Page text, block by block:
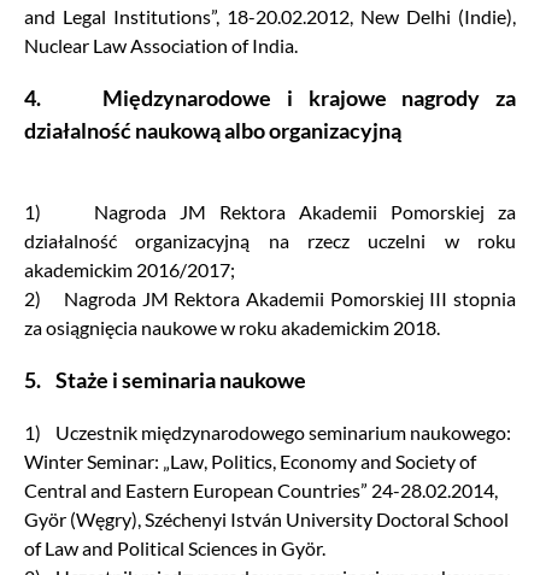
and Legal Institutions”, 18-20.02.2012, New Delhi (Indie),
Nuclear Law Association of India.
4. Międzynarodowe i krajowe nagrody za
działalność naukową albo organizacyjną
1) Nagroda JM Rektora Akademii Pomorskiej za
działalność organizacyjną na rzecz uczelni w roku
akademickim 2016/2017;
2) Nagroda JM Rektora Akademii Pomorskiej III stopnia
za osiągnięcia naukowe w roku akademickim 2018.
5. Staże i seminaria naukowe
1) Uczestnik międzynarodowego seminarium naukowego:
Winter Seminar: „Law, Politics, Economy and Society of
Central and Eastern European Countries” 24-28.02.2014,
Györ (Węgry), Széchenyi István University Doctoral School
of Law and Political Sciences in Györ.